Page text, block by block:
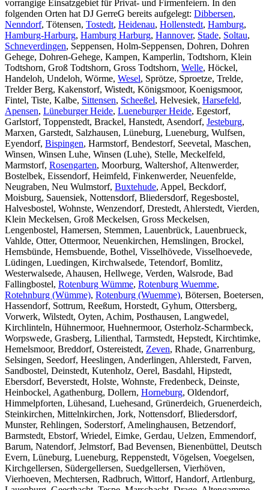
vorrangige Einsatzgebiet für Privat- und Firmenfeiern. In den
folgenden Orten hat DJ GerreG bereits aufgelegt: Dibbersen,
Nenndorf, Tötensen, Tostedt, Heidenau, Hollenstedt, Hamburg,
Hamburg-Harburg, Hamburg Harburg, Hannover, Stade, Soltau,
Schneverdingen, Seppensen, Holm-Seppensen, Dohren, Dohren
Gehege, Dohren-Gehege, Kampen, Kamperlin, Todtshorn, Klein
Todtshorn, Groß Todtshorn, Gross Todtshorn, Welle, Höckel,
Handeloh, Undeloh, Wörme, Wesel, Sprötze, Sproetze, Trelde,
Trelder Berg, Kakenstorf, Wistedt, Königsmoor, Koenigsmoor,
Fintel, Tiste, Kalbe, Sittensen, Scheeßel, Helvesiek, Harsefeld,
Apensen, Lüneburger Heide, Lueneburger Heide, Egestorf,
Garlstorf, Toppenstedt, Brackel, Hanstedt, Asendorf, Jesteburg,
Marxen, Garstedt, Salzhausen, Lüneburg, Lueneburg, Wulfsen,
Eyendorf, Bispingen, Harmstorf, Bendestorf, Seevetal, Maschen,
Winsen, Winsen Luhe, Winsen (Luhe), Stelle, Meckelfeld,
Marmstorf, Rosengarten, Moorburg, Waltershof, Altenwerder,
Bostelbek, Eissendorf, Heimfeld, Finkenwerder, Neuenfelde,
Neugraben, Neu Wulmstorf, Buxtehude, Appel, Beckdorf,
Moisburg, Sauensiek, Nottensdorf, Bliedersdorf, Regesbostel,
Halvesbostel, Wohnste, Wenzendorf, Drestedt, Ahlerstedt, Vierden,
Klein Meckelsen, Groß Meckelsen, Gross Meckelsen,
Lengenbostel, Hamersen, Stemmen, Lauenbrück, Lauenbrueck,
Vahlde, Otter, Ottermoor, Neuenkirchen, Hemslingen, Brockel,
Hemsbünde, Hemsbuende, Bothel, Visselhövede, Visselhoevede,
Lüdingen, Luedingen, Kirchwalsede, Tetendorf, Bomlitz,
Westerwalsede, Ahausen, Hellwege, Verden, Walsrode, Bad
Fallingbostel, Rotenburg Wümme, Rotenburg Wuemme,
Rotehnburg (Wümme), Rotenburg (Wuemme), Bötersen, Boetersen,
Hassendorf, Sottrum, Reeßum, Horstedt, Gyhum, Ottersberg,
Vorwerk, Wilstedt, Oyten, Achim, Posthausen, Langwedel,
Kirchlinteln, Hühnermoor, Huehnermoor, Osterholz-Scharmbeck,
Worpswede, Grasberg, Lilienthal, Tarmstedt, Hepstedt, Kirchtimke,
Hemelsmoor, Breddorf, Ostereistedt, Zeven, Rhade, Gnarrenburg,
Selsingen, Seedorf, Heeslingen, Anderlingen, Ahlerstedt, Farven,
Sandbostel, Deinstedt, Kutenholz, Oerel, Basdahl, Hipstedt,
Ebersdorf, Beverstedt, Holste, Wohnste, Fredenbeck, Deinste,
Heinbockel, Agathenburg, Dollern, Horneburg, Oldendorf,
Himmelpforten, Lühesand, Luehesand, Grünerdeich, Gruenerdeich,
Steinkirchen, Mittelnkirchen, Jork, Nottensdorf, Bliedersdorf,
Munster, Rehlingen, Soderstorf, Amelinghausen, Betzendorf,
Barmstedt, Ebstorf, Wriedel, Eimke, Gerdau, Uelzen, Emmendorf,
Barum, Natendorf, Jelmstorf, Bad Bevensen, Bienenbüttel, Deutsch
Evern, Lüneburg, Lueneburg, Reppenstedt, Vögelsen, Voegelsen,
Kirchgellersen, Südergellersen, Suedgellersen, Vierhöven,
Vierhoeven, Mechtersen, Radbruch, Wittorf, Handorf, Artlenburg,